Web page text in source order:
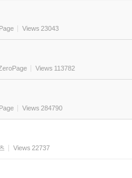
Views 23043
Views 113782
Views 284790
Views 22737